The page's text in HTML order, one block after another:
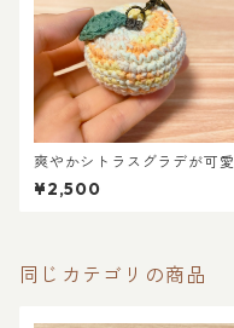
爽やかシトラスグラデが可愛
い リサイクルコットンの手
編みりんごキーホルダー
¥2,500
同じカテゴリの商品